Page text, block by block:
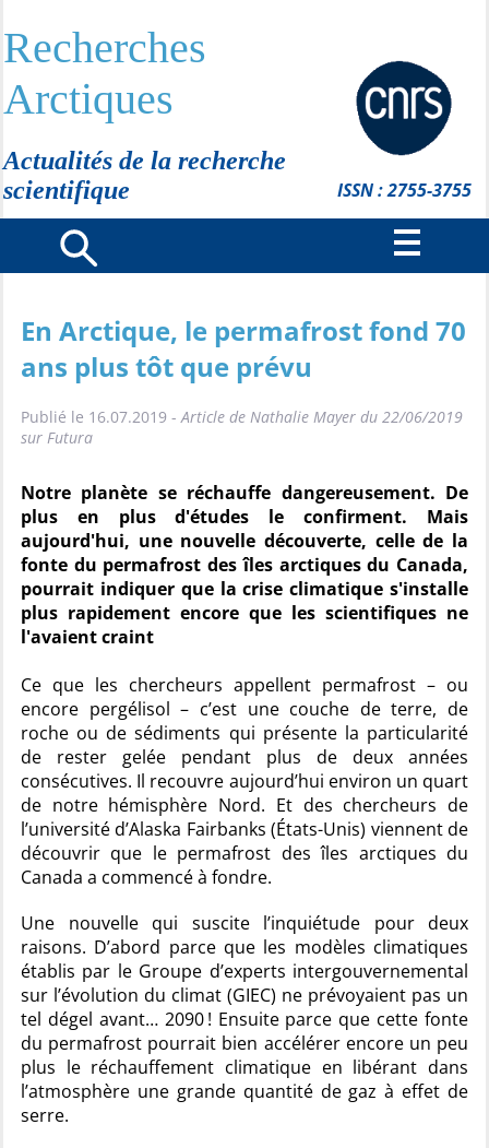
Recherches
Arctiques
Actualités de la recherche
scientifique
ISSN : 2755-3755
En Arctique, le permafrost fond 70
ans plus tôt que prévu
Publié le 16.07.2019 -Article de Nathalie Mayer du 22/06/2019
sur Futura
Notre planète se réchauffe dangereusement. De
plus en plus d'études le confirment. Mais
aujourd'hui, une nouvelle découverte, celle de la
fonte du permafrost des îles arctiques du Canada,
pourrait indiquer que la crise climatique s'installe
plus rapidement encore que les scientifiques ne
l'avaient craint
Ce que les chercheurs appellent permafrost – ou
encore pergélisol – c’est une couche de terre, de
roche ou de sédiments qui présente la particularité
de rester gelée pendant plus de deux années
consécutives. Il recouvre aujourd’hui environ un quart
de notre hémisphère Nord. Et des chercheurs de
l’université d’Alaska Fairbanks (États-Unis) viennent de
découvrir que le permafrost des îles arctiques du
Canada a commencé à fondre.
Une nouvelle qui suscite l’inquiétude pour deux
raisons. D’abord parce que les modèles climatiques
établis par le Groupe d’experts intergouvernemental
sur l’évolution du climat (GIEC) ne prévoyaient pas un
tel dégel avant… 2090 ! Ensuite parce que cette fonte
du permafrost pourrait bien accélérer encore un peu
plus le réchauffement climatique en libérant dans
l’atmosphère une grande quantité de gaz à effet de
serre.